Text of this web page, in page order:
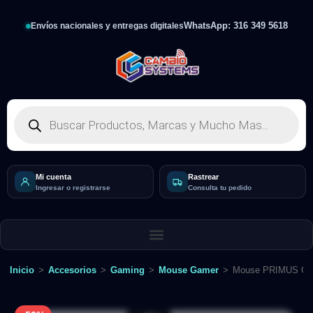
Envíos nacionales y entregas digitalesWhatsApp: 316 349 5618
Mi cuenta
Ingresar o registrarse
Rastrear
Consulta tu pedido
Inicio > Accesorios > Gaming > Mouse Gamer > Mouse PRIMUS